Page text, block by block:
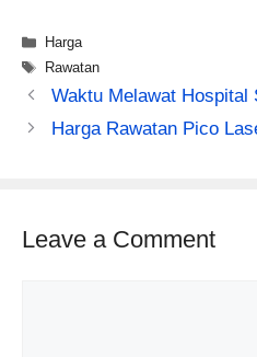
Categories
Harga
Tags
Rawatan
Waktu Melawat Hospital
Harga Rawatan Pico
Leave a Comment